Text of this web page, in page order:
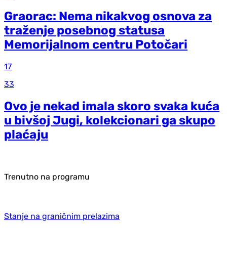
Graorac: Nema nikakvog osnova za
traženje posebnog statusa
Memorijalnom centru Potočari
17
33
Ovo je nekad imala skoro svaka kuća
u bivšoj Jugi, kolekcionari ga skupo
plaćaju
Trenutno na programu
Stanje na graničnim prelazima